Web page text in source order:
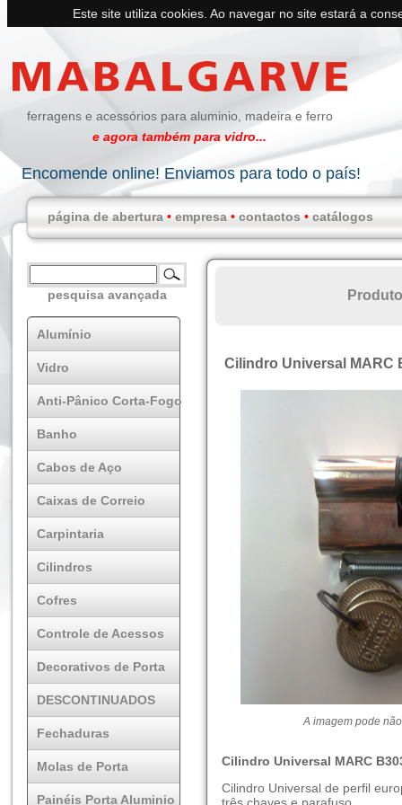
Este site utiliza cookies. Ao navegar no site estará a
ferragens e acessórios para aluminio, madeira e ferro
e agora também para vidro...
Encomende online! Enviamos para todo o país!
página de abertura • empresa • contactos • catálogos
pesquisa avançada
Alumínio
Vidro
Anti-Pânico Corta-Fogo
Banho
Cabos de Aço
Caixas de Correio
Carpintaria
Cilindros
Cofres
Controle de Acessos
Decorativos de Porta
DESCONTINUADOS
Fechaduras
Molas de Porta
Painéis Porta Aluminio
Cilindro Universal MARC
A imagem pode
Cilindro Universal MARC
Cilindro Universal de perfil